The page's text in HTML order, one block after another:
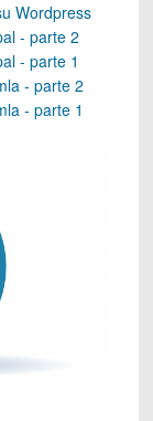
Wordpress
- parte 2
- parte 1
- parte 2
- parte 1